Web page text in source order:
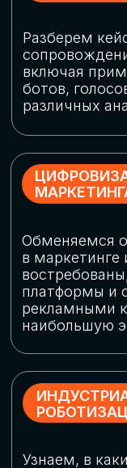
СТАТЬ СПИКЕРОМ
В конференции